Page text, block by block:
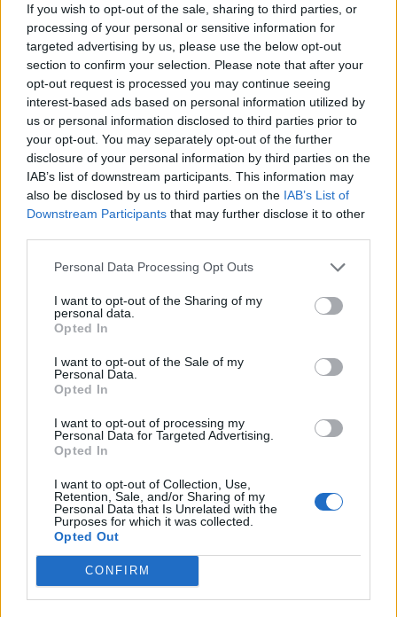
If you wish to opt-out of the sale, sharing to third parties, or
processing of your personal or sensitive information for
targeted advertising by us, please use the below opt-out
section to confirm your selection. Please note that after your
opt-out request is processed you may continue seeing
interest-based ads based on personal information utilized by
us or personal information disclosed to third parties prior to
your opt-out. You may separately opt-out of the further
disclosure of your personal information by third parties on the
IAB’s list of downstream participants. This information may
also be disclosed by us to third parties on the IAB’s List of
Downstream Participants that may further disclose it to other
Personal Data Processing Opt Outs
I want to opt-out of the Sharing of my
personal data.
Opted In
I want to opt-out of the Sale of my
Personal Data.
Opted In
I want to opt-out of processing my
Personal Data for Targeted Advertising.
Opted In
I want to opt-out of Collection, Use,
Retention, Sale, and/or Sharing of my
Personal Data that Is Unrelated with the
Purposes for which it was collected.
Opted Out
CONFIRM